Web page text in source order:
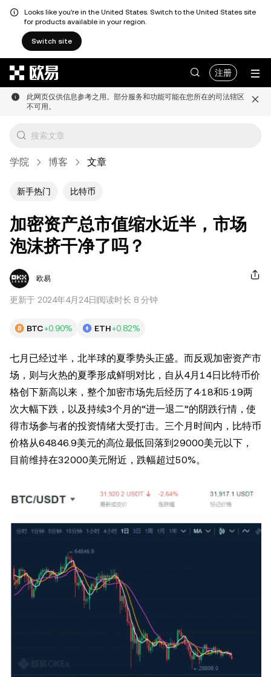
Looks like you're in the United States. Switch to the United States site
for products available in your region.
Switch site
注册
此网页仅供信息参考之用。部分服务和功能可能在您所在的司法辖区
不可用。
学院 博客 文章
新手热门 比特币
加密资产总市值缩水近半，市场
泡沫挤干净了吗？
欧易
更新于 2024年4月24日 阅读时长 8 分钟
BTC+0.90% ETH+0.82%
七月已经过半，北半球的夏季势头正盛。而反观加密资产市
场，则与火热的夏季形成鲜明对比，自从4月14日比特币价
格创下新高以来，整个加密市场先后经历了4·18和5·19两
次大幅下跌，以及持续3个月的“进一退二”的阴跌行情，使
得市场参与者的投资情绪大受打击。三个月时间内，比特币
价格从64846.9美元的高位最低回落到29000美元以下，
目前维持在32000美元附近，跌幅超过50%。